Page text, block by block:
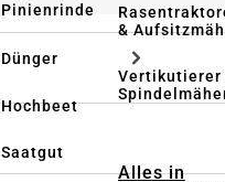
Pinienrinde
Dünger
Hochbeet
Saatgut
&
Vertikutierer
Alles in